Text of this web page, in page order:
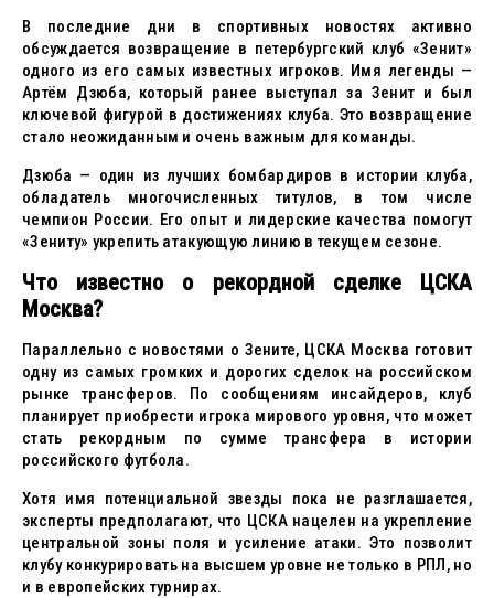
В последние дни в спортивных новостях активно
обсуждается возвращение в петербургский клуб «Зенит»
одного из его самых известных игроков. Имя легенды —
Артём Дзюба, который ранее выступал за Зенит и был
ключевой фигурой в достижениях клуба. Это возвращение
стало неожиданным и очень важным для команды.
Дзюба — один из лучших бомбардиров в истории клуба,
обладатель многочисленных титулов, в том числе
чемпион России. Его опыт и лидерские качества помогут
«Зениту» укрепить атакующую линию в текущем сезоне.
Что известно о рекордной сделке ЦСКА
Москва?
Параллельно с новостями о Зените, ЦСКА Москва готовит
одну из самых громких и дорогих сделок на российском
рынке трансферов. По сообщениям инсайдеров, клуб
планирует приобрести игрока мирового уровня, что может
стать рекордным по сумме трансфера в истории
российского футбола.
Хотя имя потенциальной звезды пока не разглашается,
эксперты предполагают, что ЦСКА нацелен на укрепление
центральной зоны поля и усиление атаки. Это позволит
клубу конкурировать на высшем уровне не только в РПЛ, но
и в европейских турнирах.